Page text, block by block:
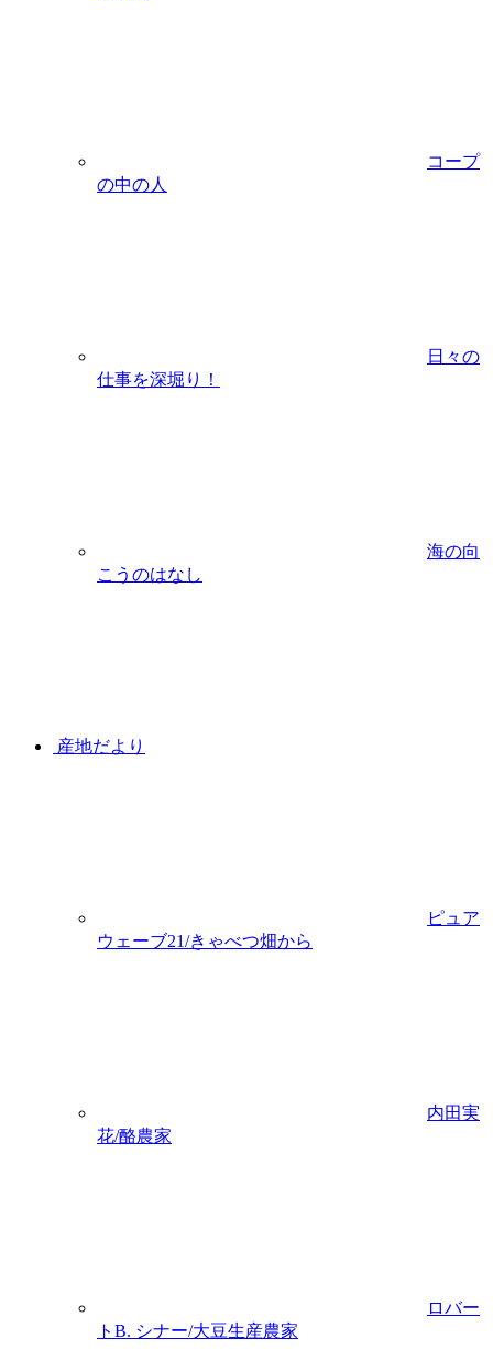
コープ
の中の人
日々の
仕事を深堀り！
海の向
こうのはなし
産地だより
ピュア
ウェーブ21/きゃべつ畑から
内田実
花/酪農家
ロバー
トB. シナー/大豆生産農家